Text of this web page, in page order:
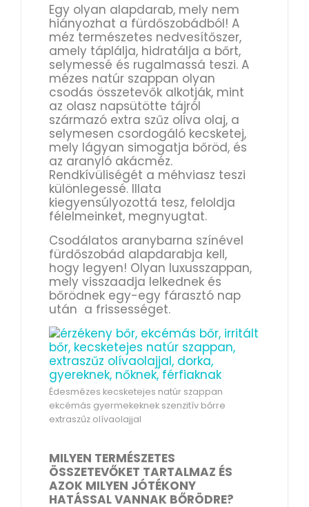
Egy olyan alapdarab, mely nem
hiányozhat a fürdőszobádból! A
méz természetes nedvesítőszer,
amely táplálja, hidratálja a bőrt,
selymessé és rugalmassá teszi. A
mézes natúr szappan olyan
csodás összetevők alkotják, mint
az olasz napsütötte tájról
származó extra szűz oliva olaj, a
selymesen csordogáló kecsketej,
mely lágyan simogatja bőröd, és
az aranyló akácméz.
Rendkívüliségét a méhviasz teszi
különlegessé. Illata
kiegyensúlyozottá tesz, feloldja
félelmeinket, megnyugtat.
Csodálatos aranybarna színével
fürdőszobád alapdarabja kell,
hogy legyen! Olyan luxusszappan,
mely visszaadja lelkednek és
bőrödnek egy-egy fárasztó nap
után a frissességet.
Édesmézes kecsketejes natúr szappan
ekcémás gyermekeknek szenzitív bőrre
extraszűz olívaolajjal
MILYEN TERMÉSZETES
ÖSSZETEVŐKET TARTALMAZ ÉS
AZOK MILYEN JÓTÉKONY
HATÁSSAL VANNAK BŐRÖDRE?